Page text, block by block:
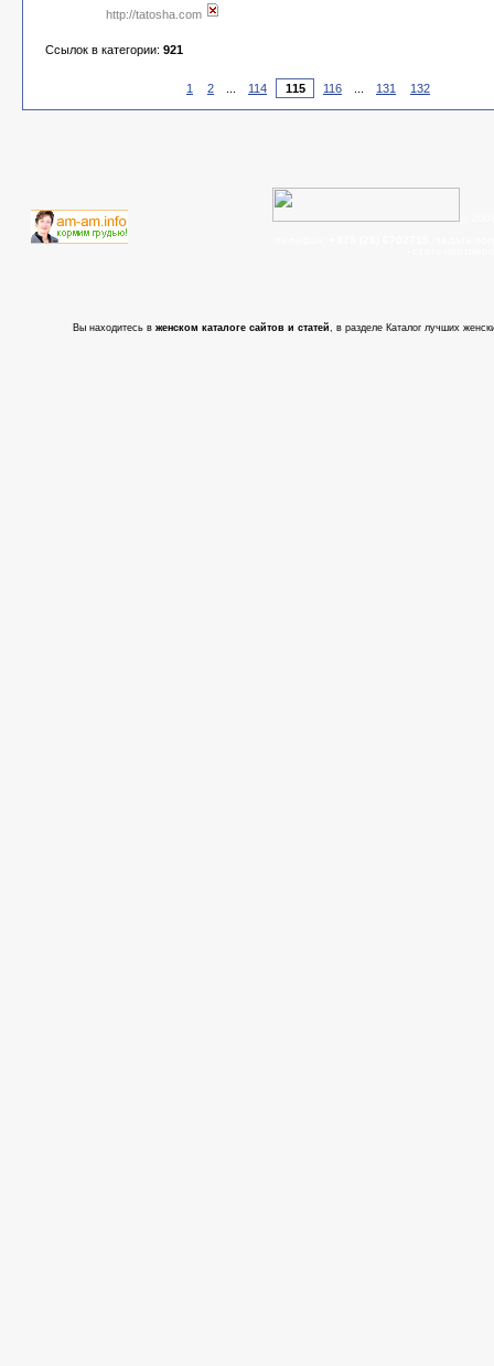
http://tatosha.com
Ссылок в категории: 921
1 2 114 116 131 132
Вы находитесь в женском каталоге сайтов и статей, в разделе Каталог лучших